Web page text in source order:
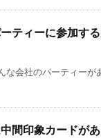
ティーに参加す
な会社のパーティーが
間印象カードが